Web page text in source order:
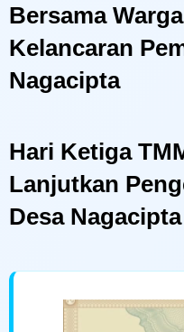
Bersama
Kelancaran
Nagacipta
Hari Ketiga
Lanjutkan
Desa Nagacipta